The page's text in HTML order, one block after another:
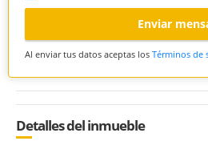
Enviar
Al enviar tus datos aceptas los Términos de
Detalles del inmueble